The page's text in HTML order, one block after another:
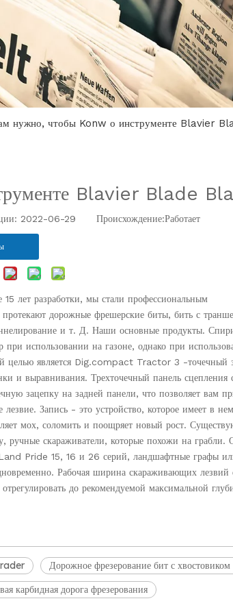
нужно, чтобы Konw о инструменте Blavier
Blavier Blade
2022-06-29 Происхождение:Работает
лет разработки, мы стали профессиональным
дорожные фрешерские биты, бить с
и т. Д. Наши основные продукты.
при использовании на газоне, однако при
целью является Dig.compact Tractor 3 -точечный
и выравнивания. Трехточечный панель сцепления
зацепку на задней панели, что позволяет вам
Запись - это устройство, которое имеет в нем
мох, соломить и поощряет новый рост.
ручные скараживатели, которые похожи на грабли.
Land Pride 15, 16 и 26 серий, ландшафтные графы
Рабочая ширина скараживающих лезвий
до рекомендуемой максимальной
Дорожное фрезерование бит с
карбидная дорога фрезерования